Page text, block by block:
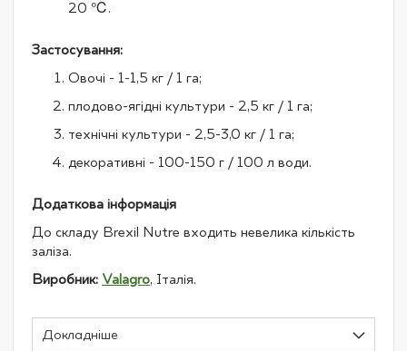
20 ℃.
Застосування:
Овочі - 1-1,5 кг / 1 га;
плодово-ягідні культури - 2,5 кг / 1 га;
технічні культури - 2,5-3,0 кг / 1 га;
декоративні - 100-150 г / 100 л води.
Додаткова інформація
До складу Brexil Nutre входить невелика кількість
заліза.
Виробник: Valagro, Італія.
Докладніше